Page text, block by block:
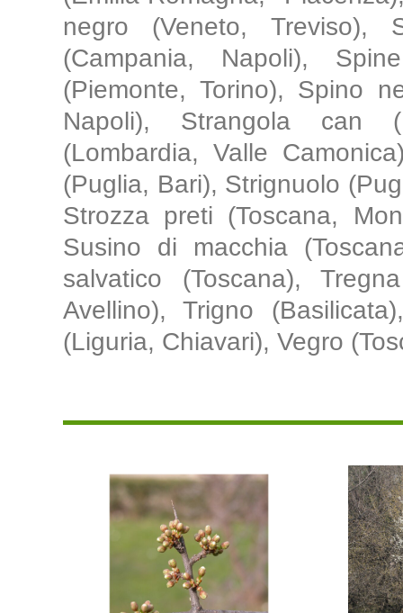
negro (Veneto, Treviso),
(Campania, Napoli),
(Piemonte, Torino), Spino
Napoli), Strangola can
(Lombardia, Valle
(Puglia, Bari), Strignuolo
Strozza preti (Toscana,
Susino di macchia
salvatico (Toscana),
Avellino), Trigno
(Liguria, Chiavari), Vegro